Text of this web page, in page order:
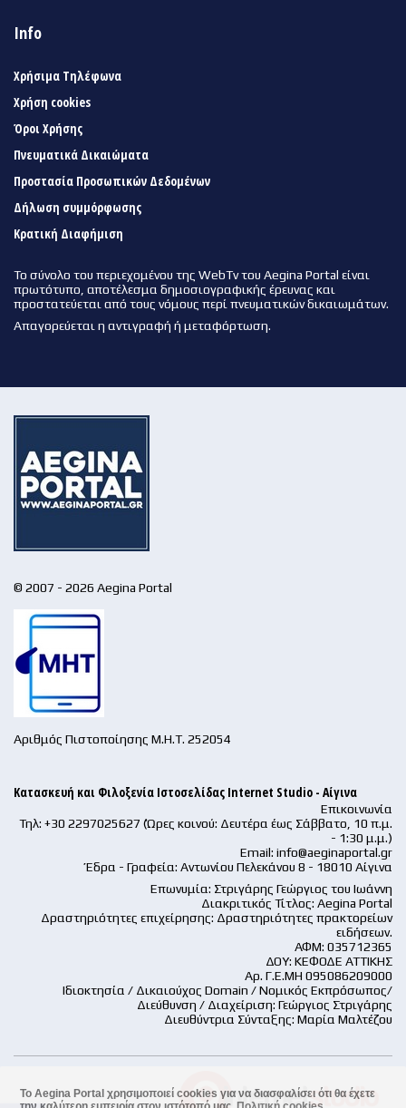
Το Aegina Portal χρησιμοποιεί cookies για να διασφαλίσει ότι θα έχετε
Info
Χρήσιμα Τηλέφωνα
Χρήση cookies
Όροι Χρήσης
Πνευματικά Δικαιώματα
Προστασία Προσωπικών Δεδομένων
Δήλωση συμμόρφωσης
Κρατική Διαφήμιση
Το σύνολο του περιεχομένου της WebTv του Aegina Portal είναι
πρωτότυπο, αποτέλεσμα δημοσιογραφικής έρευνας και
προστατεύεται από τους νόμους περί πνευματικών δικαιωμάτων.
Απαγορεύεται η αντιγραφή ή μεταφόρτωση.
© 2007 - 2026 Aegina Portal
Αριθμός Πιστοποίησης Μ.Η.Τ. 252054
Κατασκευή και Φιλοξενία Ιστοσελίδας Internet Studio - Αίγινα
Επικοινωνία
Τηλ: +30 2297025627 (Ώρες κοινού: Δευτέρα έως Σάββατο, 10 π.μ.
- 1:30 μ.μ.)
Email: info@aeginaportal.gr
Έδρα - Γραφεία: Αντωνίου Πελεκάνου 8 - 18010 Αίγινα
Επωνυμία: Στριγάρης Γεώργιος του Ιωάννη
Διακριτικός Τίτλος: Aegina Portal
Δραστηριότητες επιχείρησης: Δραστηριότητες πρακτορείων
ειδήσεων.
ΑΦΜ: 035712365
ΔΟΥ: ΚΕΦΟΔΕ ΑΤΤΙΚΗΣ
Αρ. Γ.Ε.ΜΗ 095086209000
Ιδιοκτησία / Δικαιούχος Domain / Νομικός Εκπρόσωπος/
Διεύθυνση / Διαχείριση: Γεώργιος Στριγάρης
Διευθύντρια Σύνταξης: Μαρία Μαλτέζου